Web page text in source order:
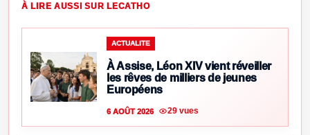
À LIRE AUSSI SUR LECATHO
ACTUALITE
À Assise, Léon XIV vient réveiller
les rêves de milliers de jeunes
Européens
6 AOÛT 2026 29 vues